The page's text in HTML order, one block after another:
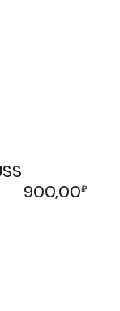
900,00₽